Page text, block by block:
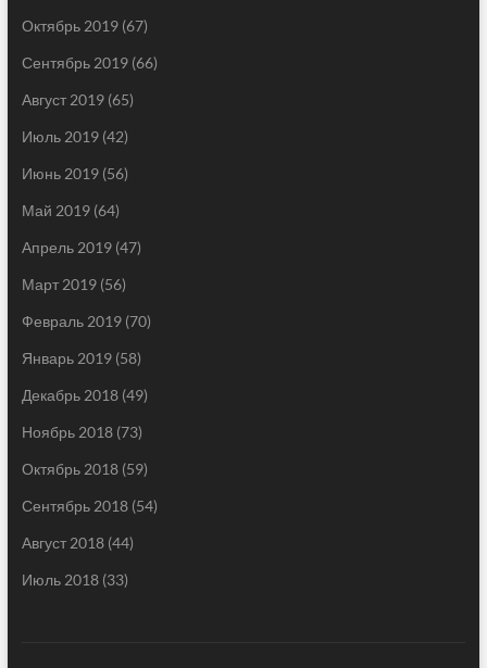
Октябрь 2019(67)
Сентябрь 2019(66)
Август 2019(65)
Июль 2019(42)
Июнь 2019(56)
Май 2019(64)
Апрель 2019(47)
Март 2019(56)
Февраль 2019(70)
Январь 2019(58)
Декабрь 2018(49)
Ноябрь 2018(73)
Октябрь 2018(59)
Сентябрь 2018(54)
Август 2018(44)
Июль 2018(33)